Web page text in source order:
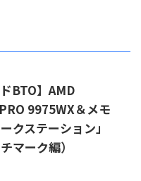
BTO】AMD
9975WX＆メモ
クステーション」
マーク編）